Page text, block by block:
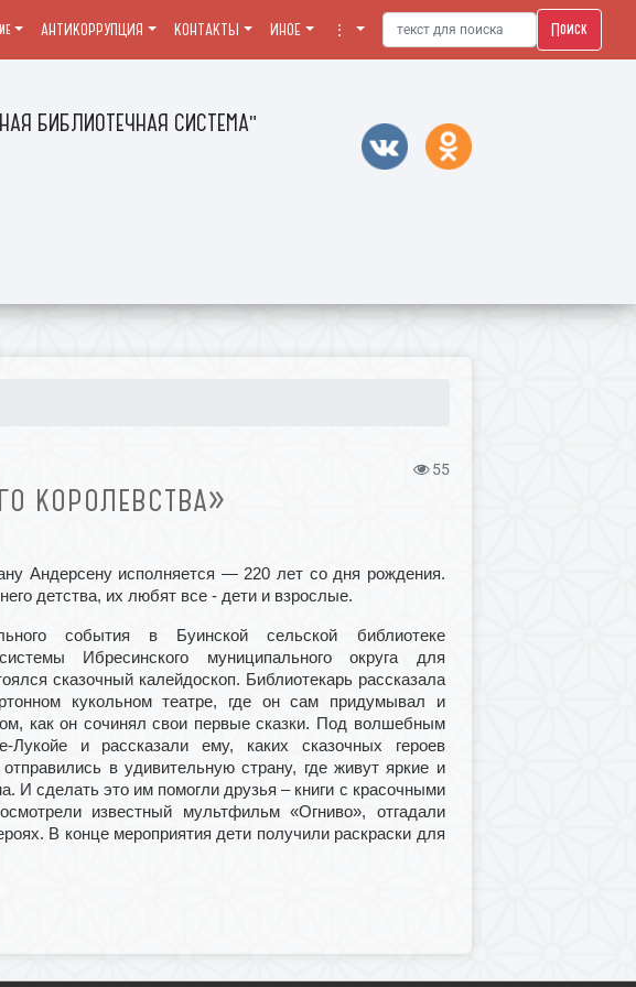
БИБЛИОТЕЧНАЯ СИСТЕМА"
АНТИКОРРУПЦИЯ КОНТАКТЫ ИНОЕ ⋮ Поиск
55
КОРОЛЕВСТВА»
Андерсену исполняется — 220 лет со дня рождения.
детства, их любят все - дети и взрослые.
события в Буинской сельской библиотеке
Ибресинского муниципального округа для
сказочный калейдоскоп. Библиотекарь рассказала
кукольном театре, где он сам придумывал и
как он сочинял свои первые сказки. Под волшебным
Лукойе и рассказали ему, каких сказочных героев
в удивительную страну, где живут яркие и
И сделать это им помогли друзья – книги с красочными
известный мультфильм «Огниво», отгадали
В конце мероприятия дети получили раскраски для